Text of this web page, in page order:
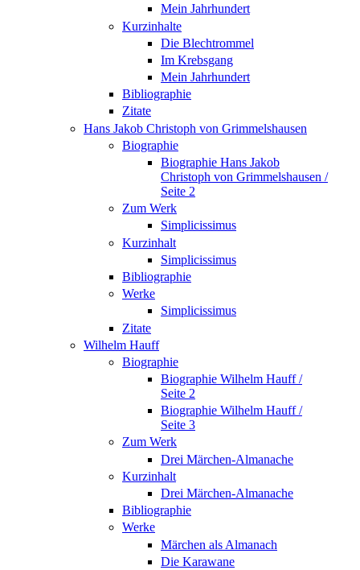
Mein Jahrhundert
Kurzinhalte
Die Blechtrommel
Im Krebsgang
Mein Jahrhundert
Bibliographie
Zitate
Hans Jakob Christoph von Grimmelshausen
Biographie
Biographie Hans Jakob
Christoph von Grimmelshausen /
Seite 2
Zum Werk
Simplicissimus
Kurzinhalt
Simplicissimus
Bibliographie
Werke
Simplicissimus
Zitate
Wilhelm Hauff
Biographie
Biographie Wilhelm Hauff /
Seite 2
Biographie Wilhelm Hauff /
Seite 3
Zum Werk
Drei Märchen-Almanache
Kurzinhalt
Drei Märchen-Almanache
Bibliographie
Werke
Märchen als Almanach
Die Karawane